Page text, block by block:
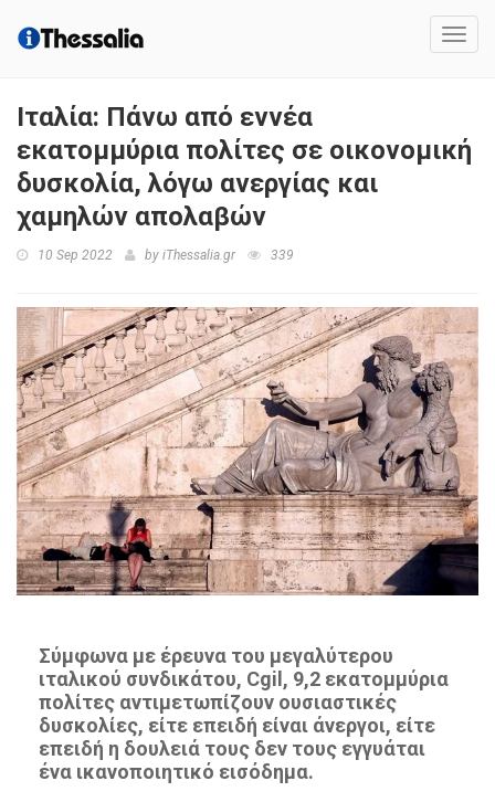
Ιταλία: Πάνω από εννέα
εκατομμύρια πολίτες σε οικονομική
δυσκολία, λόγω ανεργίας και
χαμηλών απολαβών
10 Sep 2022 by iThessalia.gr 339
Σύμφωνα με έρευνα του μεγαλύτερου
ιταλικού συνδικάτου, Cgil, 9,2 εκατομμύρια
πολίτες αντιμετωπίζουν ουσιαστικές
δυσκολίες, είτε επειδή είναι άνεργοι, είτε
επειδή η δουλειά τους δεν τους εγγυάται
ένα ικανοποιητικό εισόδημα.